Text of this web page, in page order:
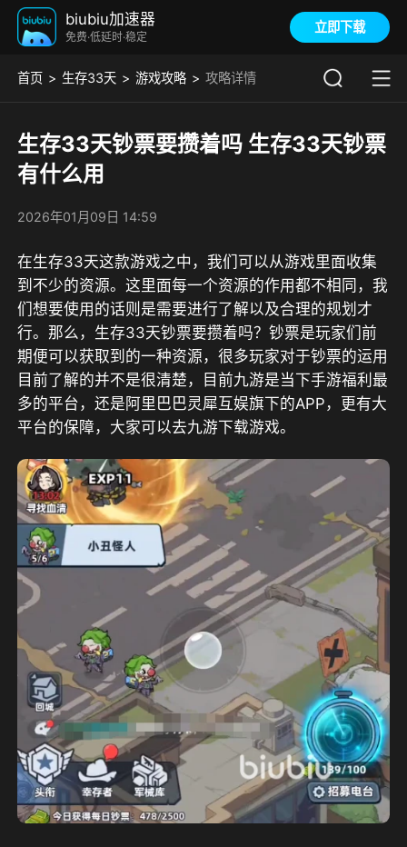
biubiu加速器
免费·低延时·稳定
立即下载
首页 生存33天 游戏攻略 攻略详情
生存33天钞票要攒着吗 生存33天钞票
有什么用
2026年01月09日 14:59
在生存33天这款游戏之中，我们可以从游戏里面收集
到不少的资源。这里面每一个资源的作用都不相同，我
们想要使用的话则是需要进行了解以及合理的规划才
行。那么，生存33天钞票要攒着吗？钞票是玩家们前
期便可以获取到的一种资源，很多玩家对于钞票的运用
目前了解的并不是很清楚，目前九游是当下手游福利最
多的平台 ，还是阿里巴巴灵犀互娱旗下的APP，更有大
平台的保障 ， 大家可以去九游下载游戏。